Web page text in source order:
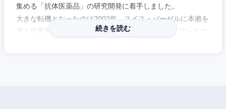
集める「抗体医薬品」の研究開発に着手しました。
大きな転機となったのは2002年、スイス・バーゼルに本拠を
置く世界有数の製薬企業ロシュ社との戦略的アライアンスの
続きを読む